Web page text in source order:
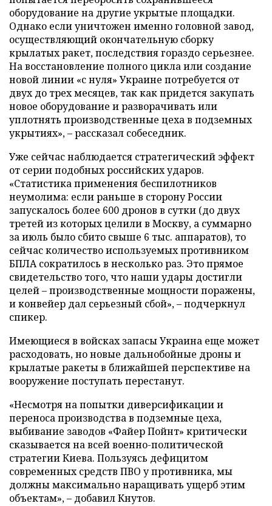
оборудование на другие укрытые площадки.
Однако если уничтожен именно головной завод,
осуществляющий окончательную сборку
крылатых ракет, последствия гораздо серьезнее.
На восстановление полного цикла или создание
новой линии «с нуля» Украине потребуется от
двух до трех месяцев, так как придется закупать
новое оборудование и разворачивать или
уплотнять производственные цеха в подземных
укрытиях», – рассказал собеседник.
Уже сейчас наблюдается стратегический эффект
от серии подобных российских ударов.
«Статистика применения беспилотников
неумолима: если раньше в сторону России
запускалось более 600 дронов в сутки (до двух
третей из которых целили в Москву, а суммарно
за июль было сбито свыше 6 тыс. аппаратов), то
сейчас количество используемых противником
БПЛА сократилось в несколько раз. Это прямое
свидетельство того, что наши удары достигли
целей – производственные мощности поражены,
и конвейер дал серьезный сбой», – подчеркнул
спикер.
Имеющиеся в войсках запасы Украина еще может
расходовать, но новые дальнобойные дроны и
крылатые ракеты в ближайшей перспективе на
вооружение поступать перестанут.
«Несмотря на попытки диверсификации и
переноса производства в подземные цеха,
выбивание заводов «Файер Пойнт» критически
сказывается на всей военно-политической
стратегии Киева. Пользуясь дефицитом
современных средств ПВО у противника, мы
должны максимально наращивать ущерб этим
объектам», – добавил Кнутов.